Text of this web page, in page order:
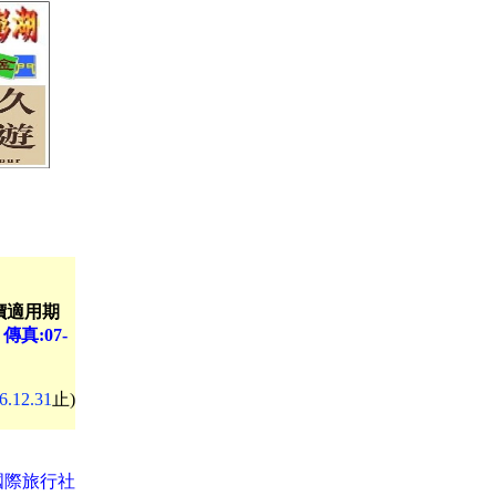
適用期
真:07-
止)
旅行社